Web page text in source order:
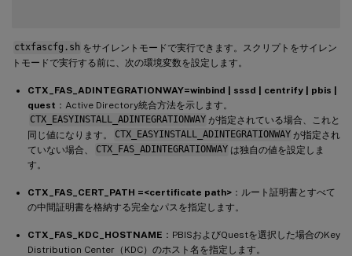
ctxfascfg.sh をサイレントモードで実行できます。スクリプトをサイレン
トモードで実行する前に、次の環境変数を設定します。
CTX_FAS_ADINTEGRATIONWAY=winbind | sssd | centrify | pbis |
quest ：Active Directory統合方法を示します。
CTX_EASYINSTALL_ADINTEGRATIONWAY が指定されている場合、これと
同じ値になります。
CTX_EASYINSTALL_ADINTEGRATIONWAY が指定され
ていない場合、
CTX_FAS_ADINTEGRATIONWAY は独自の値を設定しま
す。
CTX_FAS_CERT_PATH =<certificate path> ：ルート証明書とすべて
の中間証明書を格納する完全なパスを指定します。
CTX_FAS_KDC_HOSTNAME ：PBISおよびQuestを選択した場合のKey
Distribution Center（KDC）のホスト名を指定します。